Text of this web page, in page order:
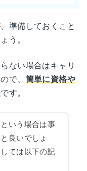
準備しておくこと
う。
ない場合はキャリ
で、 簡単に資格や
です。
いう場合は事
良いでしょ
ては以下の記